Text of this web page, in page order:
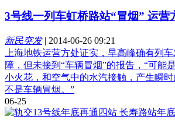
3号线一列车虹桥路站“冒烟” 运营
新民突发| 2014-06-26 09:21
上海地铁运营方处证实，早高峰确有列
障，但未接到“车辆冒烟”的报告，“可能
小火花，和空气中的水汽接触，产生瞬
不是车辆冒烟。”
06-25